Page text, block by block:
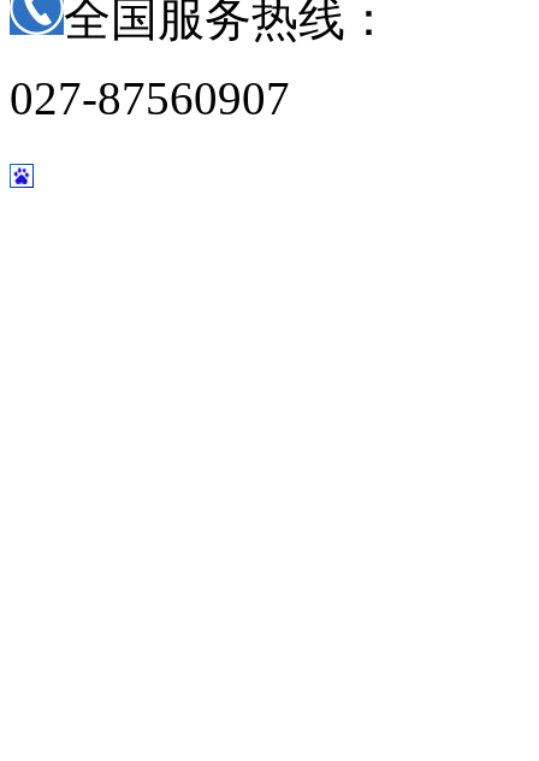
全国服务热线：
027-87560907